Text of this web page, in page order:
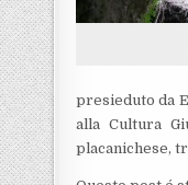
presieduto da
alla Cultura
placanichese,